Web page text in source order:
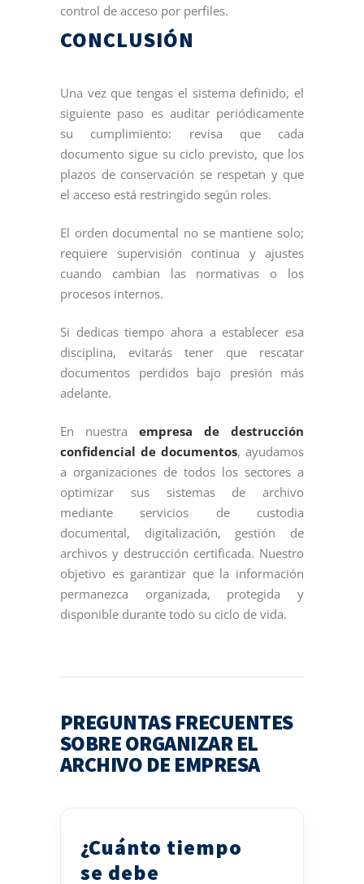
control de acceso por perfiles.
CONCLUSIÓN
Una vez que tengas el sistema definido, el
siguiente paso es auditar periódicamente
su cumplimiento: revisa que cada
documento sigue su ciclo previsto, que los
plazos de conservación se respetan y que
el acceso está restringido según roles.
El orden documental no se mantiene solo;
requiere supervisión continua y ajustes
cuando cambian las normativas o los
procesos internos.
Si dedicas tiempo ahora a establecer esa
disciplina, evitarás tener que rescatar
documentos perdidos bajo presión más
adelante.
En nuestra empresa de destrucción
confidencial de documentos, ayudamos
a organizaciones de todos los sectores a
optimizar sus sistemas de archivo
mediante servicios de custodia
documental, digitalización, gestión de
archivos y destrucción certificada. Nuestro
objetivo es garantizar que la información
permanezca organizada, protegida y
disponible durante todo su ciclo de vida.
PREGUNTAS FRECUENTES
SOBRE ORGANIZAR EL
ARCHIVO DE EMPRESA
¿Cuánto tiempo
se debe